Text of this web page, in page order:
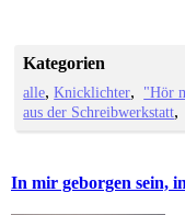
Kategorien
alle Knicklichter
"Hör
aus der Schreibwerkstatt
In mir geborgen sein,